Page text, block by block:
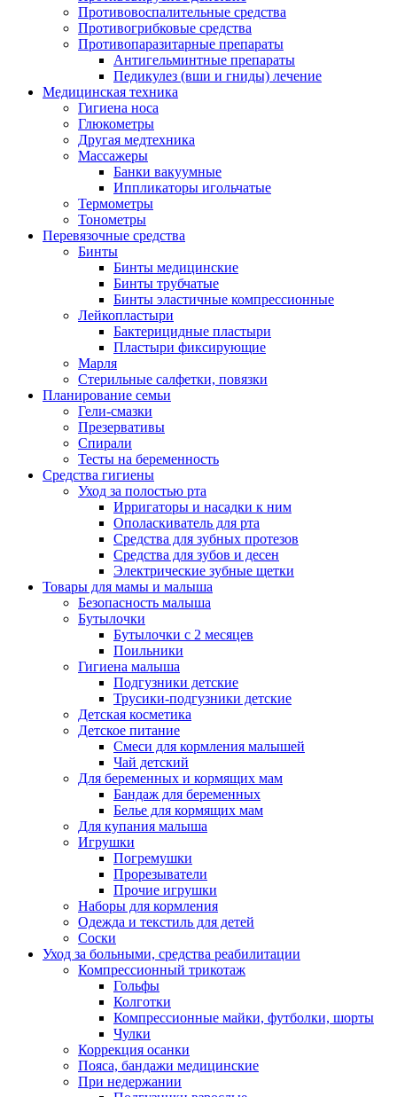
Противовоспалительные средства
Противогрибковые средства
Противопаразитарные препараты
Антигельминтные препараты
Педикулез (вши и гниды) лечение
Медицинская техника
Гигиена носа
Глюкометры
Другая медтехника
Массажеры
Банки вакуумные
Иппликаторы игольчатые
Термометры
Тонометры
Перевязочные средства
Бинты
Бинты медицинские
Бинты трубчатые
Бинты эластичные компрессионные
Лейкопластыри
Бактерицидные пластыри
Пластыри фиксирующие
Марля
Стерильные салфетки, повязки
Планирование семьи
Гели-смазки
Презервативы
Спирали
Тесты на беременность
Средства гигиены
Уход за полостью рта
Ирригаторы и насадки к ним
Ополаскиватель для рта
Средства для зубных протезов
Средства для зубов и десен
Электрические зубные щетки
Товары для мамы и малыша
Безопасность малыша
Бутылочки
Бутылочки с 2 месяцев
Поильники
Гигиена малыша
Подгузники детские
Трусики-подгузники детские
Детская косметика
Детское питание
Смеси для кормления малышей
Чай детский
Для беременных и кормящих мам
Бандаж для беременных
Белье для кормящих мам
Для купания малыша
Игрушки
Погремушки
Прорезыватели
Прочие игрушки
Наборы для кормления
Одежда и текстиль для детей
Соски
Уход за больными, средства реабилитации
Компрессионный трикотаж
Гольфы
Колготки
Компрессионные майки, футболки, шорты
Чулки
Коррекция осанки
Пояса, бандажи медицинские
При недержании